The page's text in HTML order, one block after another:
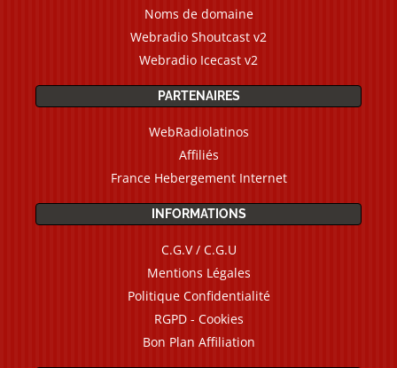
Noms de domaine
Webradio Shoutcast v2
Webradio Icecast v2
PARTENAIRES
WebRadiolatinos
Affiliés
France Hebergement Internet
INFORMATIONS
C.G.V / C.G.U
Mentions Légales
Politique Confidentialité
RGPD - Cookies
Bon Plan Affiliation